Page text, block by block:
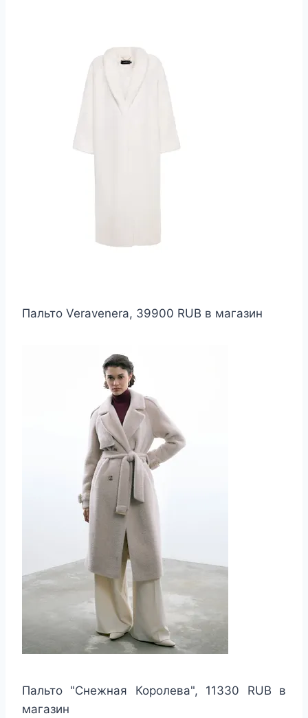
Пальто Veravenera, 39900 RUB в магазин
Пальто "Снежная Королева", 11330 RUB в
магазин